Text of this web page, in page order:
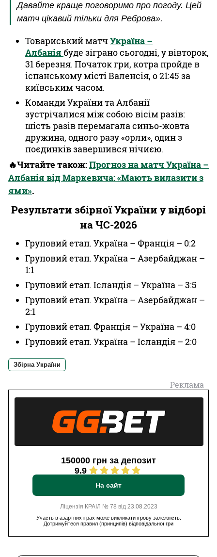
Давайте краще поговоримо про погоду. Цей
матч цікавий тільки для Реброва».
Товариський матч Україна –
Албанія буде зіграно сьогодні, у вівторок,
31 березня. Початок гри, котра пройде в
іспанському місті Валенсія, о 21:45 за
київським часом.
Команди України та Албанії
зустрічалися між собою вісім разів:
шість разів перемагала синьо-жовта
дружина, одного разу «орли», один з
поєдинків завершився нічиєю.
🔥Читайте також:Прогноз на матч Україна –
Албанія від Маркевича: «Мають вилазити з
ями».
Результати збірної України у відборі
на ЧС-2026
Груповий етап. Україна – Франція – 0:2
Груповий етап. Україна – Азербайджан –
1:1
Груповий етап. Ісландія – Україна – 3:5
Груповий етап. Україна – Азербайджан –
2:1
Груповий етап. Франція – Україна – 4:0
Груповий етап. Україна – Ісландія – 2:0
Збірна України
Реклама
150000 грн за депозит
9.9
На сайт
Ліцензія КРАІЛ № 78 від 23.08.2023
Участь в азартних іграх може викликати ігрову залежність.
Дотримуйтеся правил (принципів) відповідальної гри